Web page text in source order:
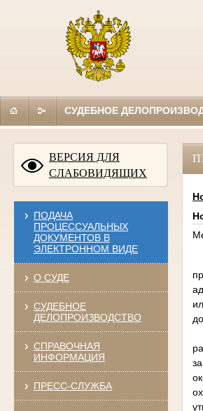
СУДЕБНОЕ
ВЕРСИЯ ДЛЯ
СЛАБОВИДЯЩИХ
ПОДАЧА
ПРОЦЕССУАЛЬНЫХ
ДОКУМЕНТОВ В
ЭЛЕКТРОННОМ ВИДЕ
О СУДЕ
СУДЕБНОЕ
ДЕЛОПРОИЗВОДСТВО
СПРАВОЧНАЯ
ИНФОРМАЦИЯ
ПРЕСС-СЛУЖБА